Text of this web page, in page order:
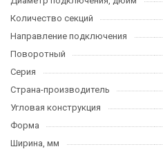
Количество секций
Направление подключения
Поворотный
Серия
Страна-производитель
Угловая конструкция
Форма
Ширина, мм